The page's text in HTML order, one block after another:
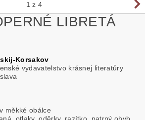
1 z 4
LIBRETÁ
Korsakov
vydavatelstvo krásnej literatůry
měkké obálce
otlaky, oděrky, razítko, patrný ohyb